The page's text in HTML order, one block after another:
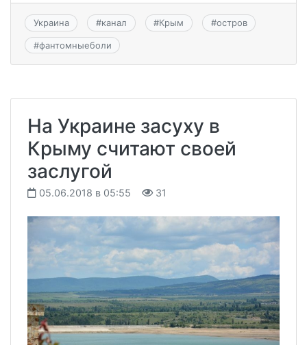
Украина #канал #Крым #остров
#фантомныеболи
На Украине засуху в
Крыму считают своей
заслугой
05.06.2018 в 05:55 31